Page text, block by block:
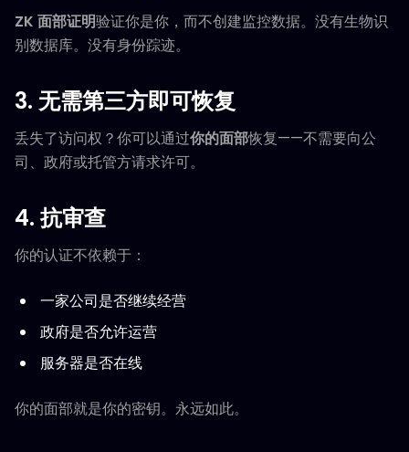
ZK 面部证明验证你是你，而不创建监控数据。没有生物识
别数据库。没有身份踪迹。
3. 无需第三方即可恢复
丢失了访问权？你可以通过你的面部恢复——不需要向公
司、政府或托管方请求许可。
4. 抗审查
你的认证不依赖于：
一家公司是否继续经营
政府是否允许运营
服务器是否在线
你的面部就是你的密钥。永远如此。